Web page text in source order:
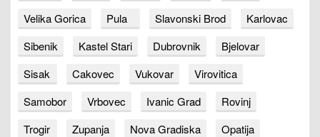
Velika Gorica
Pula Slavonski Brod
Karlovac
Sibenik
Kastel Stari Dubrovnik
Bjelovar
Sisak
Cakovec Vukovar
Virovitica
Samobor
Vrbovec Ivanic Grad
Rovinj
Trogir
Zupanja Nova Gradiska
Opatija